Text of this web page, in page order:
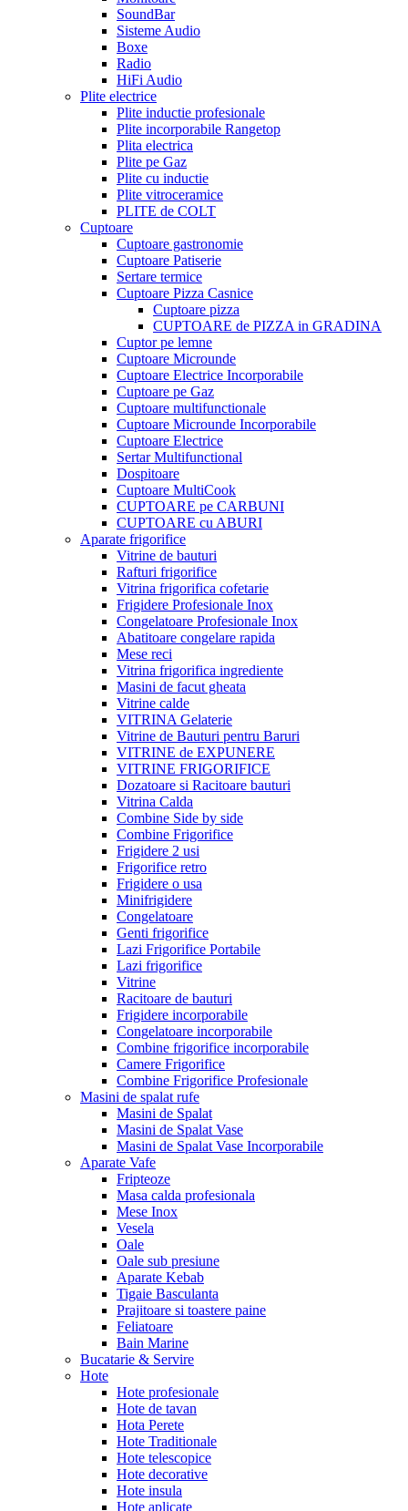
SoundBar
Sisteme Audio
Boxe
Radio
HiFi Audio
Plite electrice
Plite inductie profesionale
Plite incorporabile Rangetop
Plita electrica
Plite pe Gaz
Plite cu inductie
Plite vitroceramice
PLITE de COLT
Cuptoare
Cuptoare gastronomie
Cuptoare Patiserie
Sertare termice
Cuptoare Pizza Casnice
Cuptoare pizza
CUPTOARE de PIZZA in GRADINA
Cuptor pe lemne
Cuptoare Microunde
Cuptoare Electrice Incorporabile
Cuptoare pe Gaz
Cuptoare multifunctionale
Cuptoare Microunde Incorporabile
Cuptoare Electrice
Sertar Multifunctional
Dospitoare
Cuptoare MultiCook
CUPTOARE pe CARBUNI
CUPTOARE cu ABURI
Aparate frigorifice
Vitrine de bauturi
Rafturi frigorifice
Vitrina frigorifica cofetarie
Frigidere Profesionale Inox
Congelatoare Profesionale Inox
Abatitoare congelare rapida
Mese reci
Vitrina frigorifica ingrediente
Masini de facut gheata
Vitrine calde
VITRINA Gelaterie
Vitrine de Bauturi pentru Baruri
VITRINE de EXPUNERE
VITRINE FRIGORIFICE
Dozatoare si Racitoare bauturi
Vitrina Calda
Combine Side by side
Combine Frigorifice
Frigidere 2 usi
Frigorifice retro
Frigidere o usa
Minifrigidere
Congelatoare
Genti frigorifice
Lazi Frigorifice Portabile
Lazi frigorifice
Vitrine
Racitoare de bauturi
Frigidere incorporabile
Congelatoare incorporabile
Combine frigorifice incorporabile
Camere Frigorifice
Combine Frigorifice Profesionale
Masini de spalat rufe
Masini de Spalat
Masini de Spalat Vase
Masini de Spalat Vase Incorporabile
Aparate Vafe
Fripteoze
Masa calda profesionala
Mese Inox
Vesela
Oale
Oale sub presiune
Aparate Kebab
Tigaie Basculanta
Prajitoare si toastere paine
Feliatoare
Bain Marine
Bucatarie & Servire
Hote
Hote profesionale
Hote de tavan
Hota Perete
Hote Traditionale
Hote telescopice
Hote decorative
Hote insula
Hote aplicate